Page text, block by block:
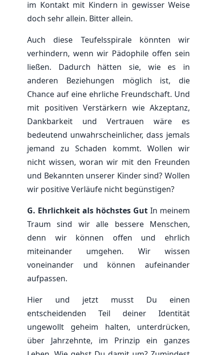
im Kontakt mit Kindern in gewisser Weise
doch sehr allein. Bitter allein.
Auch diese Teufelsspirale könnten wir
verhindern, wenn wir Pädophile offen sein
ließen. Dadurch hätten sie, wie es in
anderen Beziehungen möglich ist, die
Chance auf eine ehrliche Freundschaft. Und
mit positiven Verstärkern wie Akzeptanz,
Dankbarkeit und Vertrauen wäre es
bedeutend unwahrscheinlicher, dass jemals
jemand zu Schaden kommt. Wollen wir
nicht wissen, woran wir mit den Freunden
und Bekannten unserer Kinder sind? Wollen
wir positive Verläufe nicht begünstigen?
G. Ehrlichkeit als höchstes Gut In meinem
Traum sind wir alle bessere Menschen,
denn wir können offen und ehrlich
miteinander umgehen. Wir wissen
voneinander und können aufeinander
aufpassen.
Hier und jetzt musst Du einen
entscheidenden Teil deiner Identität
ungewollt geheim halten, unterdrücken,
über Jahrzehnte, im Prinzip ein ganzes